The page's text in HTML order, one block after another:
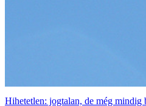
Hihetetlen: jogtalan, de még mindig